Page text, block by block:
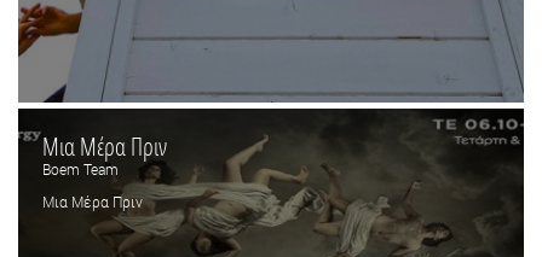
Μια Μέρα Πριν
Boem Team
Μια Μέρα Πριν